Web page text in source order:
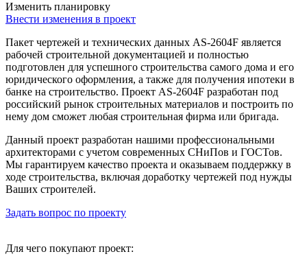
Изменить планировку
Внести изменения в проект
Пакет чертежей и технических данных AS-2604F является
рабочей строительной документацией и полностью
подготовлен для успешного строительства самого дома и его
юридического оформления, а также для получения ипотеки в
банке на строительство. Проект AS-2604F разработан под
российский рынок строительных материалов и построить по
нему дом сможет любая строительная фирма или бригада.
Данный проект разработан нашими профессиональными
архитекторами с учетом современных СНиПов и ГОСТов.
Мы гарантируем качество проекта и оказываем поддержку в
ходе строительства, включая доработку чертежей под нужды
Ваших строителей.
Задать вопрос по проекту
Для чего покупают проект: